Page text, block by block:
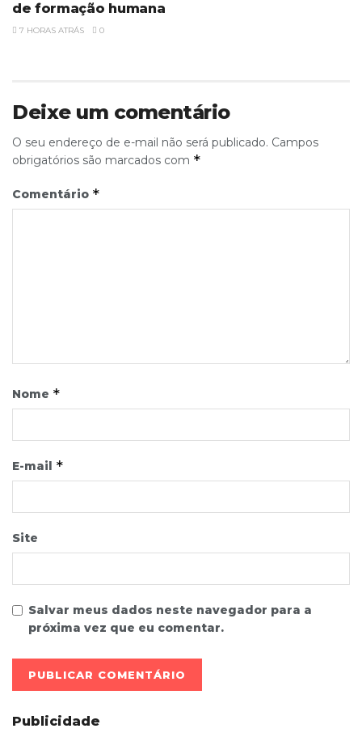
de formação humana
7 HORAS ATRÁS 0
Deixe um comentário
O seu endereço de e-mail não será publicado. Campos
obrigatórios são marcados com *
Comentário *
Nome *
E-mail *
Site
Salvar meus dados neste navegador para a
próxima vez que eu comentar.
Publicidade